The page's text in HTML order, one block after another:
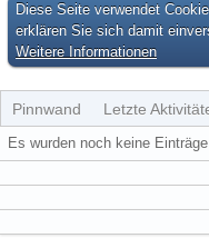
Diese Seite verwendet
erklären Sie sich damit
Weitere Informationen
Pinnwand Letzte
Es wurden noch keine